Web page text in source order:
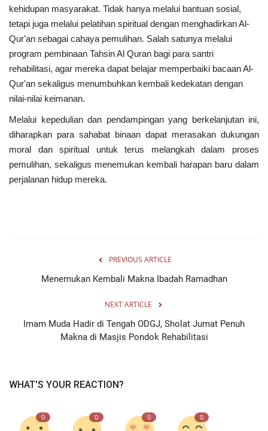
kehidupan masyarakat. Tidak hanya melalui bantuan sosial,
tetapi juga melalui pelatihan spiritual dengan menghadirkan Al-
Qur'an sebagai cahaya pemulihan. Salah satunya melalui
program pembinaan Tahsin Al Quran bagi para santri
rehabilitasi, agar mereka dapat belajar memperbaiki bacaan Al-
Qur'an sekaligus menumbuhkan kembali kedekatan dengan
nilai-nilai keimanan.
Melalui kepedulian dan pendampingan yang berkelanjutan ini,
diharapkan para sahabat binaan dapat merasakan dukungan
moral dan spiritual untuk terus melangkah dalam proses
pemulihan, sekaligus menemukan kembali harapan baru dalam
perjalanan hidup mereka.
PREVIOUS ARTICLE
Menemukan Kembali Makna Ibadah Ramadhan
NEXT ARTICLE
Imam Muda Hadir di Tengah ODGJ, Sholat Jumat Penuh
Makna di Masjis Pondok Rehabilitasi
WHAT'S YOUR REACTION?
0 0 0 0